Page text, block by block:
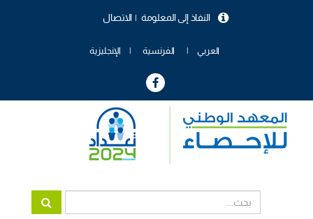
الاتصال النفاذ إلى المعلومة
العربي الفرنسية الإنجليزية